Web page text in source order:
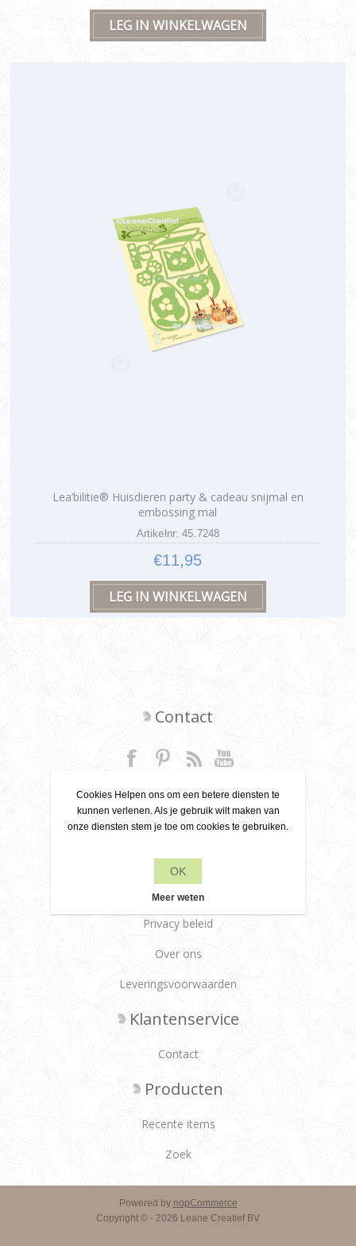
Lea’bilitie® Huisdieren party & cadeau snijmal en
embossing mal
Artikelnr: 45.7248
€11,95
Contact
+31 6 22 79 49 42
info[at]leanecreatief.com
Leane Creatief
Privacy beleid
Over ons
Leveringsvoorwaarden
Klantenservice
Contact
Producten
Recente items
Zoek
Powered by nopCommerce
Copyright © - 2026 Leane Creatief BV
Cookies Helpen ons om een betere diensten te
kunnen verlenen. Als je gebruik wilt maken van
onze diensten stem je toe om cookies te gebruiken.
OK
Meer weten